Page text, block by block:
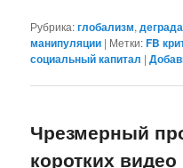
Рубрика:глобализм,
манипуляции | Метки:FB
социальный капитал |
Чрезмерный
коротких